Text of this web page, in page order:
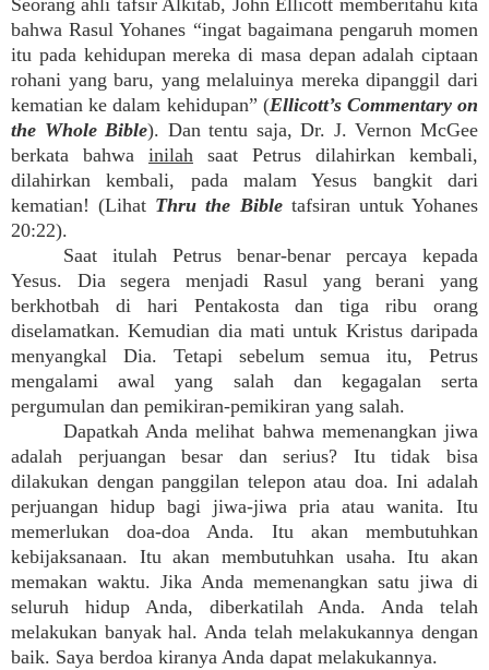
Seorang ahli tafsir Alkitab, John Ellicott memberitahu kita
bahwa Rasul Yohanes “ingat bagaimana pengaruh momen
itu pada kehidupan mereka di masa depan adalah ciptaan
rohani yang baru, yang melaluinya mereka dipanggil dari
kematian ke dalam kehidupan” (Ellicott’s Commentary on
the Whole Bible). Dan tentu saja, Dr. J. Vernon McGee
berkata bahwa inilah saat Petrus dilahirkan kembali,
dilahirkan kembali, pada malam Yesus bangkit dari
kematian! (Lihat Thru the Bibletafsiran untuk Yohanes
20:22).
Saat itulah Petrus benar-benar percaya kepada
Yesus. Dia segera menjadi Rasul yang berani yang
berkhotbah di hari Pentakosta dan tiga ribu orang
diselamatkan. Kemudian dia mati untuk Kristus daripada
menyangkal Dia. Tetapi sebelum semua itu, Petrus
mengalami awal yang salah dan kegagalan serta
pergumulan dan pemikiran-pemikiran yang salah.
Dapatkah Anda melihat bahwa memenangkan jiwa
adalah perjuangan besar dan serius? Itu tidak bisa
dilakukan dengan panggilan telepon atau doa. Ini adalah
perjuangan hidup bagi jiwa-jiwa pria atau wanita. Itu
memerlukan doa-doa Anda. Itu akan membutuhkan
kebijaksanaan. Itu akan membutuhkan usaha. Itu akan
memakan waktu. Jika Anda memenangkan satu jiwa di
seluruh hidup Anda, diberkatilah Anda. Anda telah
melakukan banyak hal. Anda telah melakukannya dengan
baik. Saya berdoa kiranya Anda dapat melakukannya.